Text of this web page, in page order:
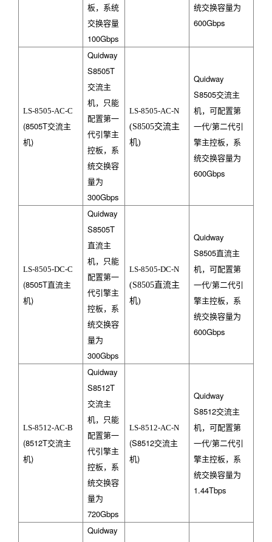
板，系统
交换容量
100Gbps
统交换容量为
600Gbps
LS-8505-AC-C
(8505T交流主
机)
Quidway
S8505T
交流主
机，只能
配置第一
代引擎主
控板，系
统交换容
量为
300Gbps
LS-8505-AC-N
(S8505交流主
机)
Quidway
S8505交流主
机，可配置第
一代/第二代引
擎主控板，系
统交换容量为
600Gbps
LS-8505-DC-C
(8505T直流主
机)
Quidway
S8505T
直流主
机，只能
配置第一
代引擎主
控板，系
统交换容
量为
300Gbps
LS-8505-DC-N
(S8505直流主
机)
Quidway
S8505直流主
机，可配置第
一代/第二代引
擎主控板，系
统交换容量为
600Gbps
LS-8512-AC-B
(8512T交流主
机)
Quidway
S8512T
交流主
机，只能
配置第一
代引擎主
控板，系
统交换容
量为
720Gbps
LS-8512-AC-N
(S8512交流主
机)
Quidway
S8512交流主
机，可配置第
一代/第二代引
擎主控板，系
统交换容量为
1.44Tbps
Quidway